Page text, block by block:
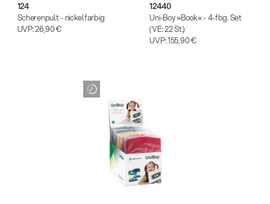
124
Scherenpult - nickelfarbig
UVP:26,90 €
12440
Uni-Boy »Book« - 4-fbg. Set
(VE: 22 St.)
UVP:155,90 €